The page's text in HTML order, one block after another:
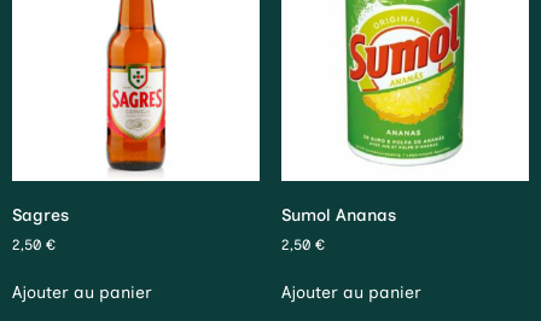
Sagres
2,50 €
Ajouter au panier
Sumol Ananas
2,50 €
Ajouter au panier